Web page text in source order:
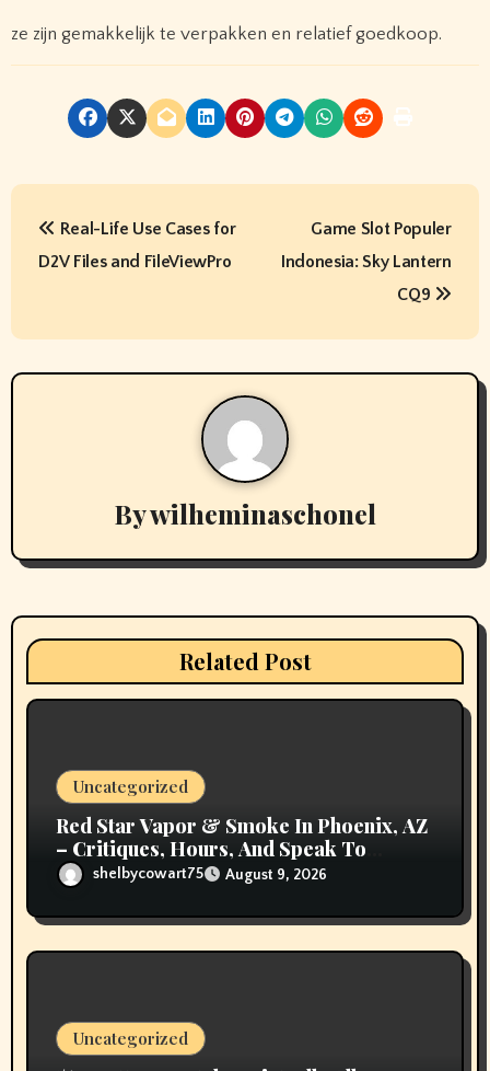
ze zijn gemakkelijk te verpakken en relatief goedkoop.
P
t
n
g
a
Real-Life Use Cases for
D2V Files and FileViewPro
Game Slot Populer
Indonesia: Sky Lantern
CQ9
Bywilheminaschonel
Related Post
Uncategorized
Red Star Vapor & Smoke In Phoenix, AZ
– Critiques, Hours, And Speak To
Detailsshelbycowart75 August 9, 2026
Uncategorized